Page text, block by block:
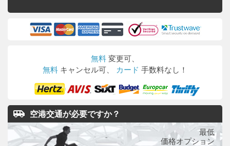
無料 変更可、
無料 キャンセル可、 カード 手数料なし！
airport_shuttle 空港交通が必要ですか？
最低
価格オプション